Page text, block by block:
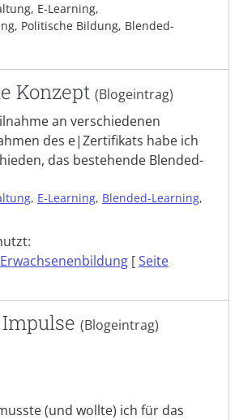
E-Learning,
Politische Bildung, Blended-
Konzept (Blogeintrag)
an verschiedenen
des e|Zertifikats habe ich
das bestehende Blended-
, E-Learning, Blended-Learning,
[Seite
(Blogeintrag)
(und wollte) ich für das